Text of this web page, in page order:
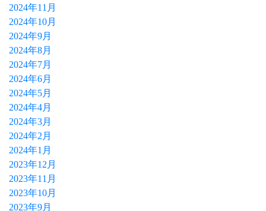
2024年11月
2024年10月
2024年9月
2024年8月
2024年7月
2024年6月
2024年5月
2024年4月
2024年3月
2024年2月
2024年1月
2023年12月
2023年11月
2023年10月
2023年9月